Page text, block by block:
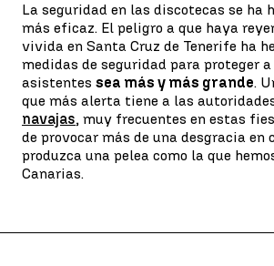
La seguridad en las discotecas se ha
más eficaz. El peligro a que haya
vivida en Santa Cruz de Tenerife ha
medidas de seguridad para proteger
asistentes sea más y más grande.
que más alerta tiene a las
navajas, muy frecuentes en estas
de provocar más de una desgracia en
produzca una pelea como la que
Canarias.